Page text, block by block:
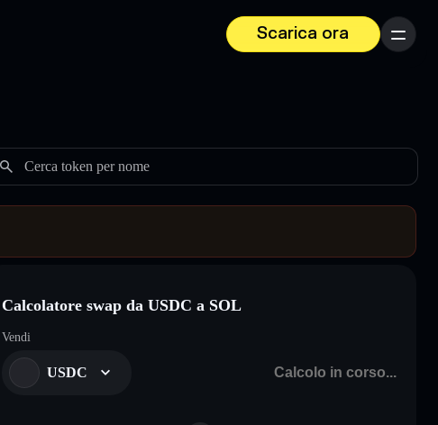
Scarica ora
Menu
Cerca token per nome
Calcolatore swap da USDC a SOL
Vendi
USDC